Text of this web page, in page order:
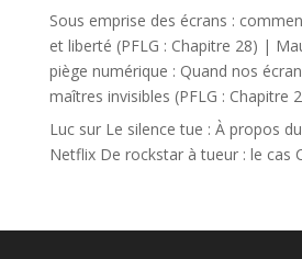
Sous emprise des écrans :
et liberté (PFLG : Chapitre 28) |
piège numérique : Quand nos
maîtres invisibles (PFLG : Chapitre
Lucsur Le silence tue : À propos
Netflix De rockstar à tueur : le cas